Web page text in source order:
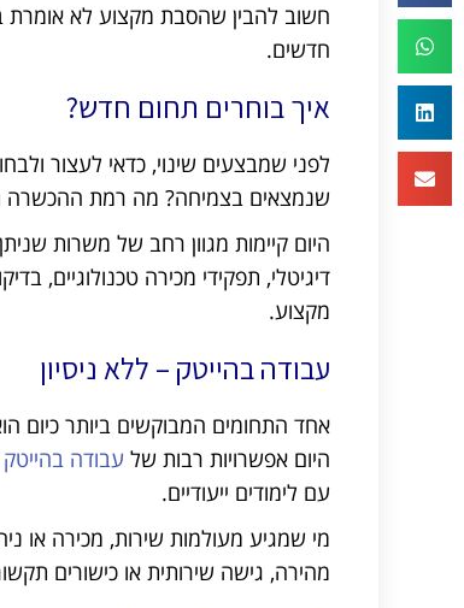
חשוב להבין שהסבת מקצוע לא אומרת
חדשים.
איך בוחרים תחום חדש?
לפני שמבצעים שינוי, כדאי לעצור
שנמצאים בצמיחה? מה רמת ההכשרה
היום קיימות מגוון רחב של משרות
מקצוע.
עבודה בהייטק – ללא ניסיון
אחד התחומים המבוקשים ביותר כיום
היום אפשרויות רבות של עבודה בהייטק
עם לימודים ייעודיים.
מי שמגיע מעולמות שירות, מכירה או
מהירה, גישה שירותית או כישורים